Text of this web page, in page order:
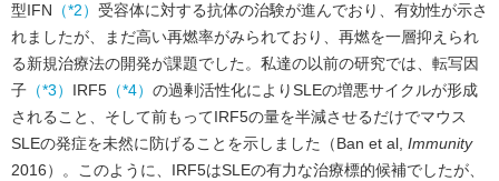
型IFN （*2） 受容体に対する抗体の治験が進んでおり、有効性が示さ
れましたが、まだ高い再燃率がみられており、再燃を一層抑えられ
る新規治療法の開発が課題でした。私達の以前の研究では、転写因
子 （*3） IRF5 （*4） の過剰活性化によりSLEの増悪サイクルが形成
されること、そして前もってIRF5の量を半減させるだけでマウス
SLEの発症を未然に防げることを示しました（Ban et al, Immunity
2016）。このように、IRF5はSLEの有力な治療標的候補でしたが、